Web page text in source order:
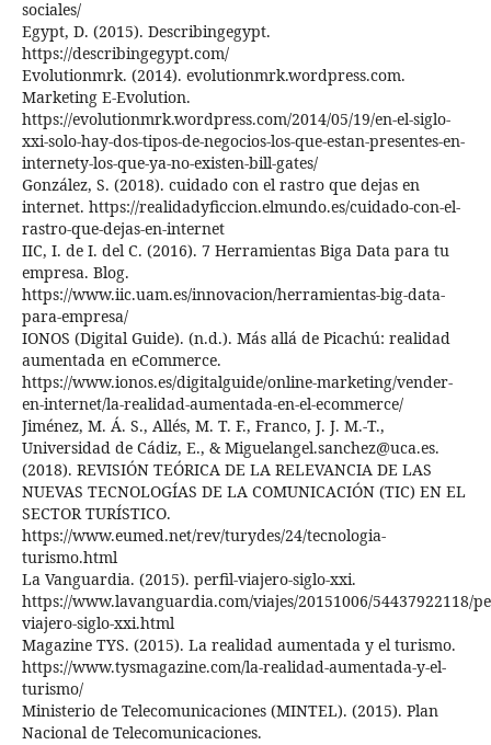
sociales/
Egypt, D. (2015). Describingegypt.
https://describingegypt.com/
Evolutionmrk. (2014). evolutionmrk.wordpress.com.
Marketing E-Evolution.
https://evolutionmrk.wordpress.com/2014/05/19/en-el-siglo-
xxi-solo-hay-dos-tipos-de-negocios-los-que-estan-presentes-en-
internety-los-que-ya-no-existen-bill-gates/
González, S. (2018). cuidado con el rastro que dejas en
internet. https://realidadyficcion.elmundo.es/cuidado-con-el-
rastro-que-dejas-en-internet
IIC, I. de I. del C. (2016). 7 Herramientas Biga Data para tu
empresa. Blog.
https://www.iic.uam.es/innovacion/herramientas-big-data-
para-empresa/
IONOS (Digital Guide). (n.d.). Más allá de Picachú: realidad
aumentada en eCommerce.
https://www.ionos.es/digitalguide/online-marketing/vender-
en-internet/la-realidad-aumentada-en-el-ecommerce/
Jiménez, M. Á. S., Allés, M. T. F., Franco, J. J. M.-T.,
Universidad de Cádiz, E., & Miguelangel.sanchez@uca.es.
(2018). REVISIÓN TEÓRICA DE LA RELEVANCIA DE LAS
NUEVAS TECNOLOGÍAS DE LA COMUNICACIÓN (TIC) EN EL
SECTOR TURÍSTICO.
https://www.eumed.net/rev/turydes/24/tecnologia-
turismo.html
La Vanguardia. (2015). perfil-viajero-siglo-xxi.
https://www.lavanguardia.com/viajes/20151006/54437922118/
viajero-siglo-xxi.html
Magazine TYS. (2015). La realidad aumentada y el turismo.
https://www.tysmagazine.com/la-realidad-aumentada-y-el-
turismo/
Ministerio de Telecomunicaciones (MINTEL). (2015). Plan
Nacional de Telecomunicaciones.